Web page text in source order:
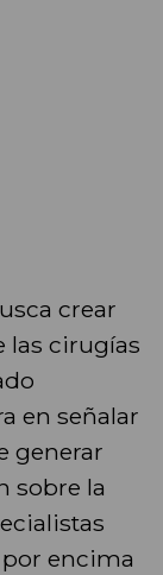
crear
las cirugías
en señalar
generar
sobre la
encima